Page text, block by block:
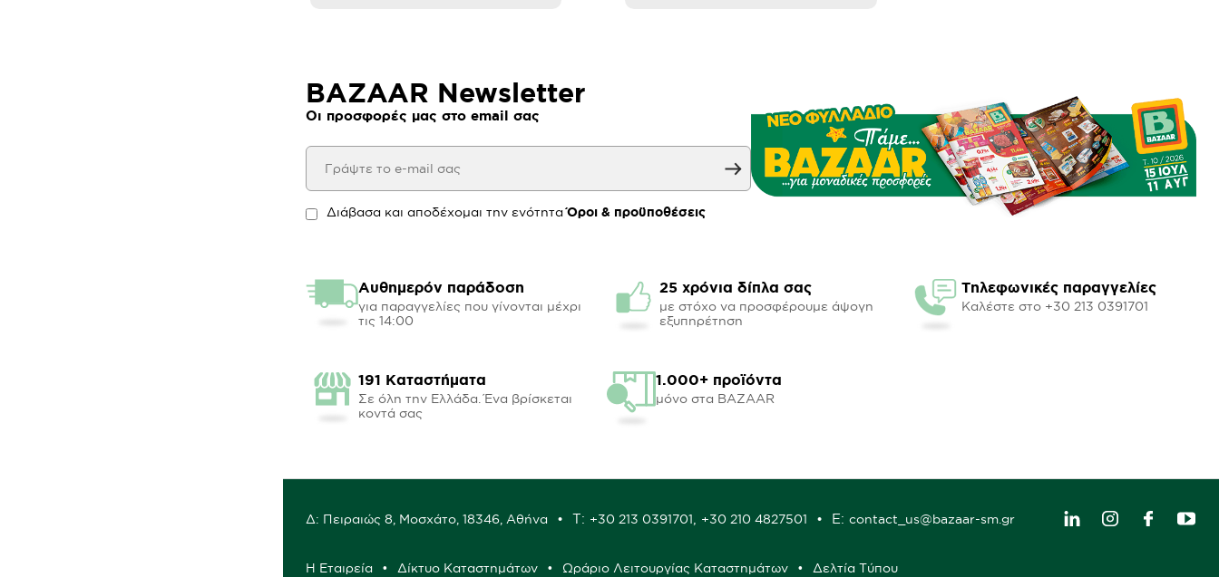
BAZAAR Newsletter
Οι προσφορές μας στο email σας
Διάβασα και αποδέχομαι την ενότηταΌροι & προϋποθέσεις
Αυθημερόν παράδοση
για παραγγελίες που γίνονται μέχρι
τις 14:00
25 χρόνια δίπλα σας
με στόχο να προσφέρουμε άψογη
εξυπηρέτηση
Τηλεφωνικές παραγγελίες
Καλέστε στο +30 213 0391701
191 Καταστήματα
Σε όλη την Ελλάδα. Ένα βρίσκεται
κοντά σας
1.000+ προϊόντα
μόνο στα BAZAAR
Δ: Πειραιώς 8, Μοσχάτο, 18346, Αθήνα Τ: +30 213 0391701 +30 210 4827501 E: contact_us@bazaar-sm.gr
Η Εταιρεία Δίκτυο Καταστημάτων Ωράριο Λειτουργίας Καταστημάτων Δελτία Τύπου